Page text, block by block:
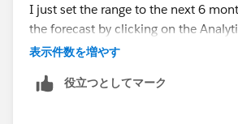
I just set the range to the next 6
the forecast by clicking on the
select forecast and drag it onto the
range.
表示件数を増やす
役立つとしてマーク